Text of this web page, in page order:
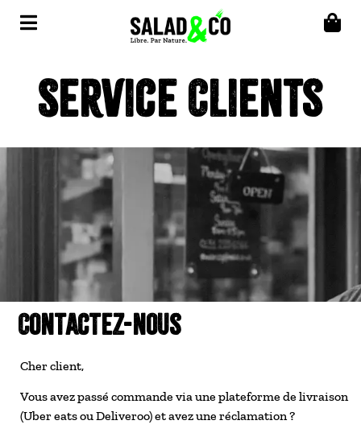
Service Clients
Contactez-nous
Cher client,
Vous avez passé commande via une plateforme de livraison
(Uber eats ou Deliveroo) et avez une réclamation ?